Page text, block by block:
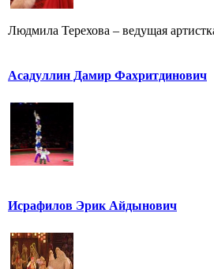
Людмила Терехова – ведущая
Асадуллин Дамир Фахритдинович
Исрафилов Эрик Айдынович